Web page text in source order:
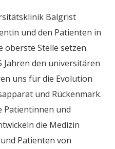
Balgrist
und den Patienten in
oberste Stelle setzen.
Jahren den universitären
uns für die Evolution
und Rückenmark.
Patientinnen und
die Medizin
Patienten von